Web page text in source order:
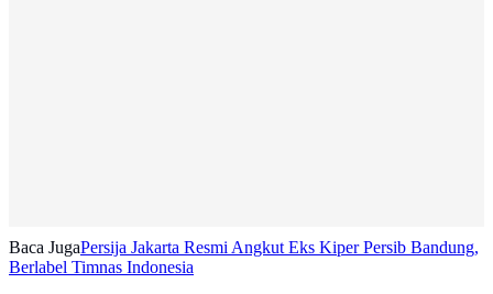
Baca JugaPersija Jakarta Resmi Angkut Eks Kiper Persib Bandung,
Berlabel Timnas Indonesia